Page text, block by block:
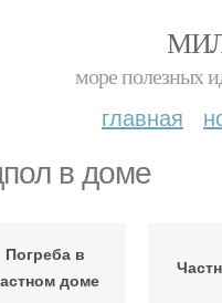
море полезных
главная
в доме
Погреба в
доме